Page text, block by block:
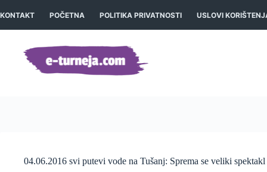
na
KONTAKT POČETNA POLITIKA PRIVATNOSTI USLOVI
04.06.2016 svi putevi vode na Tušanj: Sprema se veliki spektakl